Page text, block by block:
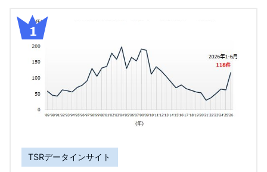
TSRデータインサイト